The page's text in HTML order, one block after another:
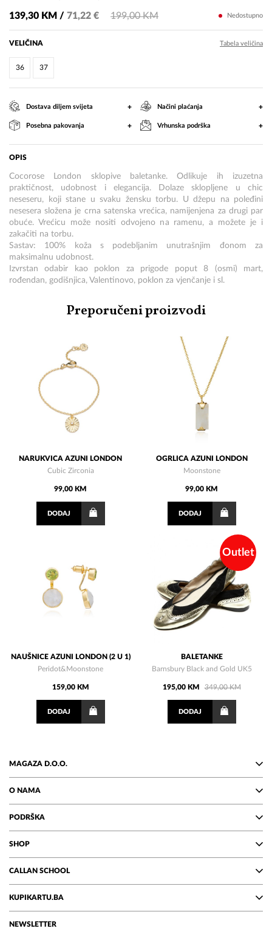
Hair
139,30 KM / 71,22 € 199,00 KM Nedostupno
VELIČINA Tabela veličina
36 37
Dostava diljem svijeta + Načini plaćanja +
Posebna pakovanja + Vrhunska podrška +
OPIS
Cocorose London sklopive baletanke. Odlikuje ih izuzetna
praktičnost, udobnost i elegancija. Dolaze sklopljene u chic
neseseru, koji stane u svaku žensku torbu. U džepu na poleđini
nesesera složena je crna satenska vrećica, namijenjena za drugi par
obuće. Vrećicu može nositi odvojeno na ramenu, a možete je i
zakačiti na torbu.
Sastav: 100% koža s podebljanim unutrašnjim đonom za
maksimalnu udobnost.
Izvrstan odabir kao poklon za prigode poput 8 (osmi) mart,
rođendan, godišnjica, Valentinovo, poklon za vjenčanje i sl.
Preporučeni proizvodi
NARUKVICA AZUNI LONDON
Cubic Zirconia
99,00 KM
DODAJ
OGRLICA AZUNI LONDON
Moonstone
99,00 KM
DODAJ
NAUŠNICE AZUNI LONDON (2 U 1)
Peridot&Moonstone
159,00 KM
DODAJ
Outlet
BALETANKE
Barnsbury Black and Gold UK5
195,00 KM 349,00 KM
DODAJ
MAGAZA D.O.O.
O NAMA
PODRŠKA
SHOP
CALLAN SCHOOL
KUPIKARTU.BA
NEWSLETTER